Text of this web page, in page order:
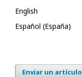
English
Español (España)
Enviar un artículo